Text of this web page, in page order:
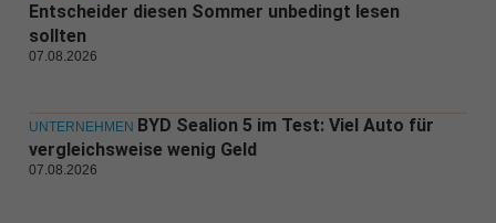
Entscheider diesen Sommer unbedingt lesen
sollten
07.08.2026
UNTERNEHMEN BYD Sealion 5 im Test: Viel Auto für
vergleichsweise wenig Geld
07.08.2026